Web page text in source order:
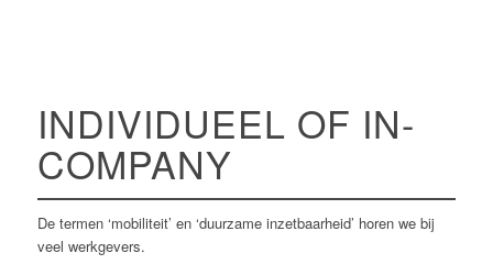
INDIVIDUEEL OF IN-
COMPANY
De termen ‘mobiliteit’ en ‘duurzame inzetbaarheid’ horen we bij
veel werkgevers.